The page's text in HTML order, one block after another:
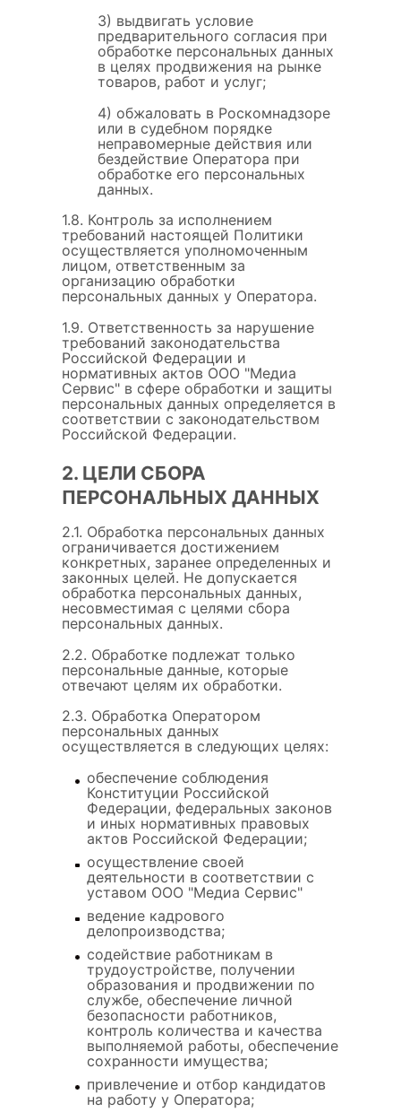
3) выдвигать условие
предварительного согласия при
обработке персональных данных
в целях продвижения на рынке
товаров, работ и услуг;
4) обжаловать в Роскомнадзоре
или в судебном порядке
неправомерные действия или
бездействие Оператора при
обработке его персональных
данных.
1.8. Контроль за исполнением
требований настоящей Политики
осуществляется уполномоченным
лицом, ответственным за
организацию обработки
персональных данных у Оператора.
1.9. Ответственность за нарушение
требований законодательства
Российской Федерации и
нормативных актов ООО "Медиа
Сервис" в сфере обработки и защиты
персональных данных определяется в
соответствии с законодательством
Российской Федерации.
2. ЦЕЛИ СБОРА
ПЕРСОНАЛЬНЫХ ДАННЫХ
2.1. Обработка персональных данных
ограничивается достижением
конкретных, заранее определенных и
законных целей. Не допускается
обработка персональных данных,
несовместимая с целями сбора
персональных данных.
2.2. Обработке подлежат только
персональные данные, которые
отвечают целям их обработки.
2.3. Обработка Оператором
персональных данных
осуществляется в следующих целях:
обеспечение соблюдения
Конституции Российской
Федерации, федеральных законов
и иных нормативных правовых
актов Российской Федерации;
осуществление своей
деятельности в соответствии с
уставом ООО "Медиа Сервис"
ведение кадрового
делопроизводства;
содействие работникам в
трудоустройстве, получении
образования и продвижении по
службе, обеспечение личной
безопасности работников,
контроль количества и качества
выполняемой работы, обеспечение
сохранности имущества;
привлечение и отбор кандидатов
на работу у Оператора;